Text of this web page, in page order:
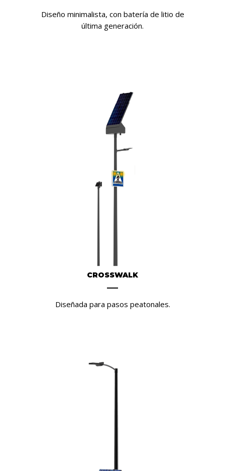
Diseño minimalista, con batería de litio de
última generación.
CROSSWALK
Diseñada para pasos peatonales.